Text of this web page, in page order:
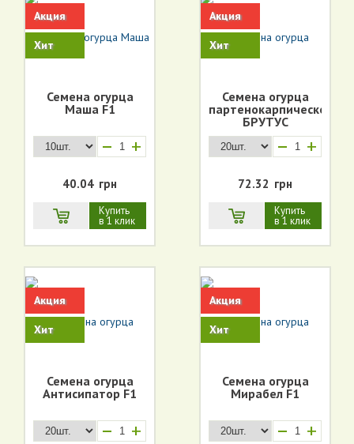
Акция
Хит
Семена огурца
Маша F1
+
40.04 грн
Купить
в 1 клик
Акция
Хит
Семена огурца
партенокарпического
БРУТУС
(корнишон) +
72.32 грн
Купить
в 1 клик
Акция
Хит
Семена огурца
Антисипатор F1
+
Акция
Хит
Семена огурца
Мирабел F1
+